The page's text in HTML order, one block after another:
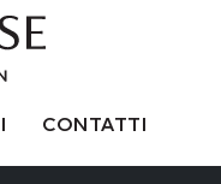
CONTATTI